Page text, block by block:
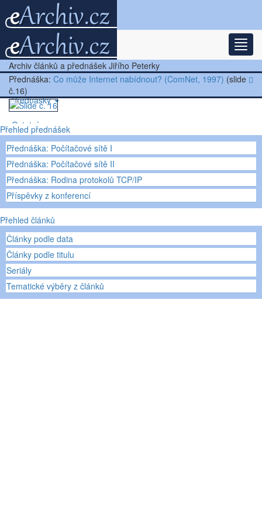
Nejnovější články
Další články
Přednášky
Ostatní
Archiv článků a přednášek Jiřího Peterky
Přednáška: Co může Internet nabídnout? (ComNet, 1997) (slide
č.16)
Přehled přednášek
Přednáška: Počítačové sítě I
Přednáška: Počítačové sítě II
Přednáška: Rodina protokolů TCP/IP
Příspěvky z konferencí
Přehled článků
Články podle data
Články podle titulu
Seriály
Tematické výběry z článků